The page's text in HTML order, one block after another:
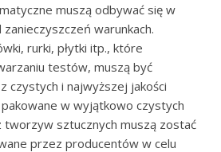
muszą odbywać się w
warunkach.
rurki, płytki itp., które
testów, muszą być
czystych i najwyższej jakości
w wyjątkowo czystych
tworzyw sztucznych muszą zostać
przez producentów w celu